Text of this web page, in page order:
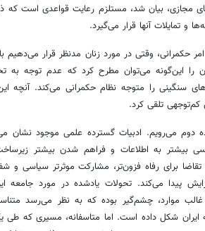
مجازی، بیان شد، مستلزم رعایت قواعدی است که
و تمایلات آنها قرار می‌گیرد.
حکمرانی، وقتی در مورد زنان مدنظر قرار
را این‌گونه می‌توان مطرح کرد که عدم توجه به
سنگینی را متوجه نظام حکمرانی می‌کند. آنچه
تلقی کرد.
دوم می‌رویم. ادبیات گسترده علمی موجود نشان
بیشتر به اطلاعات و فراهم شدن بیشتر
تقاضا برای رفاه فزون‌تر، مشارکت موثرتر سیاسی
پیدا می‌کند. تحولات یادشده در مورد جامعه
موارد، چشم‌گیر بوده که به نظر می‌رسد
ایران شکل داده است. اما متاسفانه، مسیری که طی